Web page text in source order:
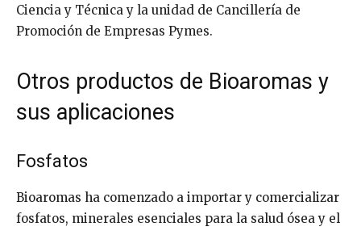
Ciencia y Técnica y la unidad de Cancillería de
Promoción de Empresas Pymes.
Otros productos de Bioaromas y
sus aplicaciones
Fosfatos
Bioaromas ha comenzado a importar y comercializar
fosfatos, minerales esenciales para la salud ósea y el